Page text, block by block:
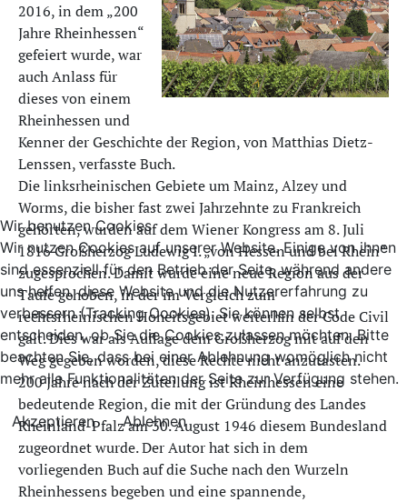
2016, in dem „200
Jahre Rheinhessen“
gefeiert wurde, war
auch Anlass für
dieses von einem
Rheinhessen und
Kenner der Geschichte der Region, von Matthias Dietz-
Lenssen, verfasste Buch.
Die linksrheinischen Gebiete um Mainz, Alzey und
Worms, die bisher fast zwei Jahrzehnte zu Frankreich
gehörten, wurden auf dem Wiener Kongress am 8. Juli
1816 Großherzog Ludewig I. „von Hessen und bei Rhein“
zugesprochen. Damit wurde eine neue Region aus der
Taufe gehoben, in der im Vergleich zum
rechtsrheinischen Hoheitsgebiet weiterhin der Code Civil
galt. Dies war als Auflage dem Großherzog mit auf den
Weg gegeben worden, diese Rechte nicht anzutasten.
200 Jahre nach der Zuteilung ist Rheinhessen eine
bedeutende Region, die mit der Gründung des Landes
Rheinland-Pfalz am 30. August 1946 diesem Bundesland
zugeordnet wurde. Der Autor hat sich in dem
vorliegenden Buch auf die Suche nach den Wurzeln
Rheinhessens begeben und eine spannende,
Wir benutzen Cookies
Wir nutzen Cookies auf unserer Website. Einige von ihnen
sind essenziell für den Betrieb der Seite, während andere
uns helfen, diese Website und die Nutzererfahrung zu
verbessern (Tracking Cookies). Sie können selbst
entscheiden, ob Sie die Cookies zulassen möchten. Bitte
beachten Sie, dass bei einer Ablehnung womöglich nicht
mehr alle Funktionalitäten der Seite zur Verfügung stehen.
Akzeptieren Ablehnen